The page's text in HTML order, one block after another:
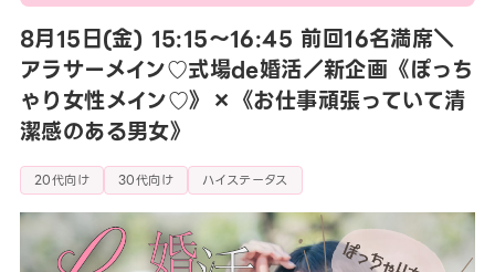
8月15日(金) 15:15〜16:45 前回16名満席＼
アラサーメイン♡式場de婚活／新企画《ぽっち
ゃり女性メイン♡》×《お仕事頑張っていて清
潔感のある男女》
20代向け 30代向け ハイステータス